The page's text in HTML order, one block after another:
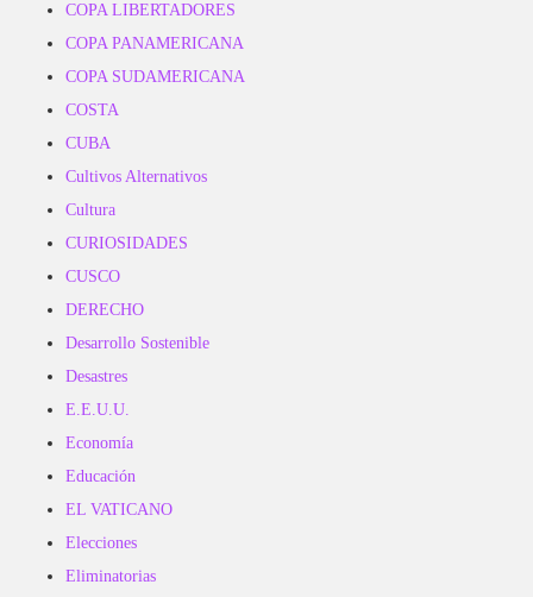
COPA LIBERTADORES
COPA PANAMERICANA
COPA SUDAMERICANA
COSTA
CUBA
Cultivos Alternativos
Cultura
CURIOSIDADES
CUSCO
DERECHO
Desarrollo Sostenible
Desastres
E.E.U.U.
Economía
Educación
EL VATICANO
Elecciones
Eliminatorias